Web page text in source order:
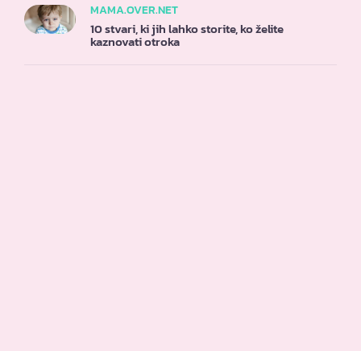
MAMA.OVER.NET
10 stvari, ki jih lahko storite, ko želite
kaznovati otroka